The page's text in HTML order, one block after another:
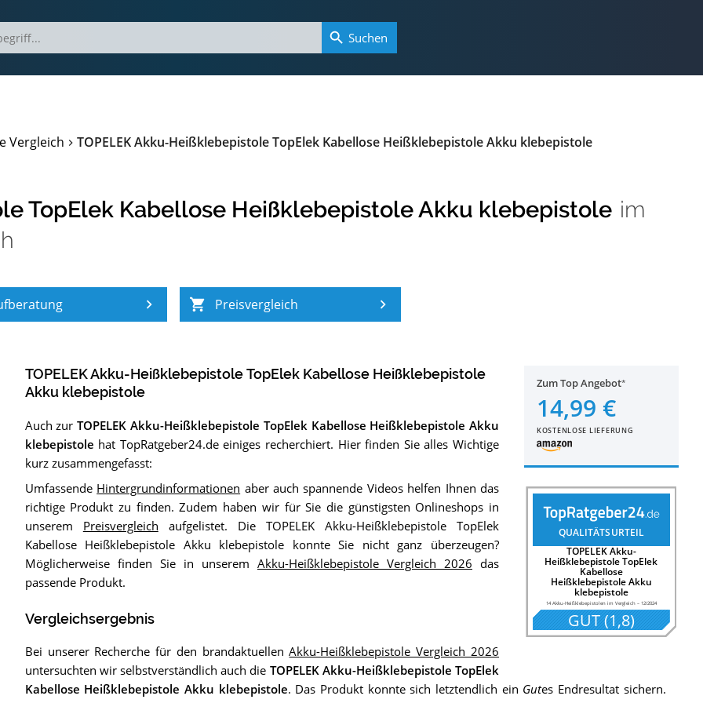
Vergleich TOPELEK Akku-Heißklebepistole TopElek Kabellose Heißklebepistole Akku klebepistole
TopElek Kabellose Heißklebepistole Akku klebepistole im
Preisvergleich
Zum Top Angebot
14,99 €
KOSTENLOSE LIEFERUNG
QUALITÄTSURTEIL
TOPELEK Akku-
Heißklebepistole TopElek
Kabellose
Heißklebepistole Akku
klebepistole
14 Akku-Heißklebepistolen im Vergleich– 12/2024
GUT(1,8)
TOPELEK Akku-Heißklebepistole TopElek Kabellose Heißklebepistole
Akku klebepistole
Auch zurTOPELEK Akku-Heißklebepistole TopElek Kabellose Heißklebepistole Akku
klebepistole hat TopRatgeber24.de einiges recherchiert. Hier finden Sie alles Wichtige
kurz zusammengefasst:
Umfassende Hintergrundinformationen aber auch spannende Videos helfen Ihnen das
richtige Produkt zu finden. Zudem haben wir für Sie die günstigsten Onlineshops in
unserem Preisvergleich aufgelistet. Die TOPELEK Akku-Heißklebepistole TopElek
Kabellose Heißklebepistole Akku klebepistole konnte Sie nicht ganz überzeugen?
Möglicherweise finden Sie in unserem Akku-Heißklebepistole Vergleich 2026 das
passende Produkt.
Vergleichsergebnis
Bei unserer Recherche für den brandaktuellenAkku-Heißklebepistole Vergleich 2026
untersuchten wir selbstverständlich auch die TOPELEK Akku-Heißklebepistole TopElek
Kabellose Heißklebepistole Akku klebepistole. Das Produkt konnte sich letztendlich ein Gutes Endresultat sichern.
Suchen